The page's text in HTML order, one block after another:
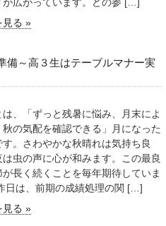
見る »
備～高３生はテーブルマナー実
は、「ずっと残暑に悩み、月末によ
秋の気配を確認できる」月になった
す。さわやかな秋晴れは気持ち良
は虫の声に心が和みます。この最良
が長く続くことを毎年期待していま
日は、前期の成績処理の関 […]
見る »